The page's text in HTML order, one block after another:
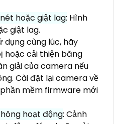
hoặc giật lag: Hình
giật lag.
dụng cùng lúc, hãy
hoặc cải thiện băng
giải của camera nếu
Cài đặt lại camera về
mềm firmware mới
hoạt động: Cảnh